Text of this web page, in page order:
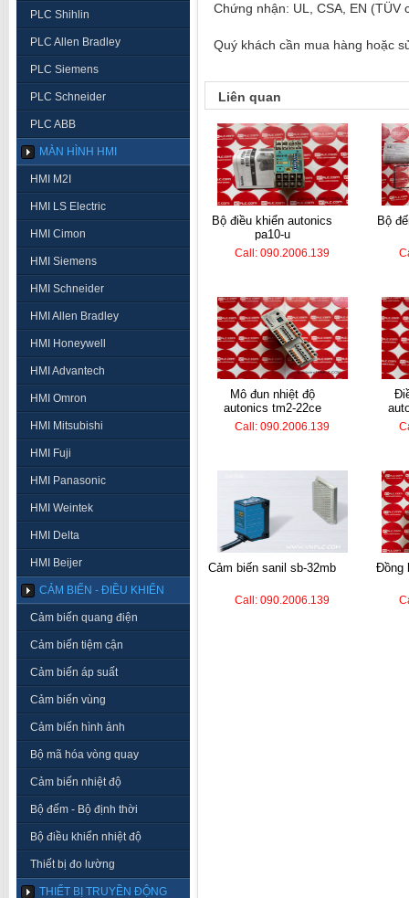
PLC Shihlin
PLC Allen Bradley
PLC Siemens
PLC Schneider
PLC ABB
MÀN HÌNH HMI
HMI M2I
HMI LS Electric
HMI Cimon
HMI Siemens
HMI Schneider
HMI Allen Bradley
HMI Honeywell
HMI Advantech
HMI Omron
HMI Mitsubishi
HMI Fuji
HMI Panasonic
HMI Weintek
HMI Delta
HMI Beijer
CẢM BIẾN - ĐIỀU KHIỂN
Cảm biến quang điện
Cảm biến tiệm cận
Cảm biến áp suất
Cảm biến vùng
Cảm biến hình ảnh
Bộ mã hóa vòng quay
Cảm biến nhiệt độ
Bộ đếm - Bộ định thời
Bộ điều khiển nhiệt độ
Thiết bị đo lường
THIẾT BỊ TRUYỀN ĐỘNG
Chứng nhận: UL, CSA, EN (TÜV
Quý khách cần mua hàng hoặc
Liên quan
bộ điều khiển autonics
pa10-u
Call: 090.2006.139
bộ đếm hanyoung lc7-
mô đun nhiệt độ
autonics tm2-22ce
Call: 090.2006.139
điều khiển nhiệt
cảm biến sanil sb-32mb
Call: 090.2006.139
đồng hồ nhiệt autonics